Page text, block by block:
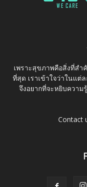
เพราะสุขภาพคือสิ่งที่ส
ที่สุด เราเข้าใจว่าในแต่
จึงอยากที่จะหยิบควา
Contact